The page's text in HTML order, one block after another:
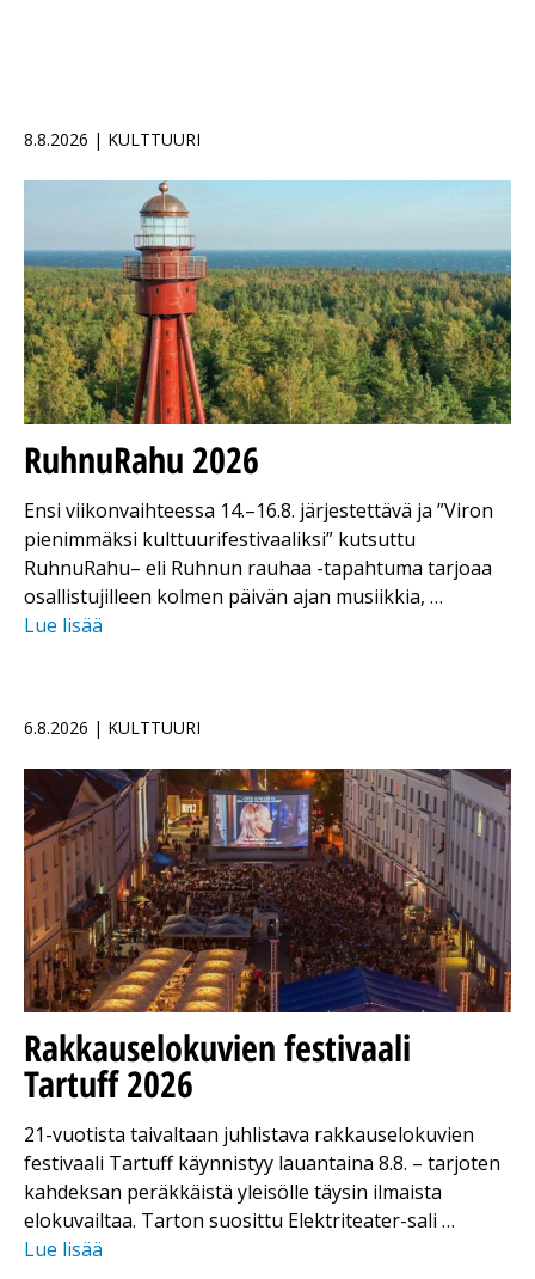
8.8.2026 | KULTTUURI
RuhnuRahu 2026
Ensi viikonvaihteessa 14.–16.8. järjestettävä ja ”Viron
pienimmäksi kulttuurifestivaaliksi” kutsuttu
RuhnuRahu– eli Ruhnun rauhaa -tapahtuma tarjoaa
osallistujilleen kolmen päivän ajan musiikkia, …
Lue lisää
6.8.2026 | KULTTUURI
Rakkauselokuvien festivaali
Tartuff 2026
21-vuotista taivaltaan juhlistava rakkauselokuvien
festivaali Tartuff käynnistyy lauantaina 8.8. – tarjoten
kahdeksan peräkkäistä yleisölle täysin ilmaista
elokuvailtaa. Tarton suosittu Elektriteater-sali …
Lue lisää